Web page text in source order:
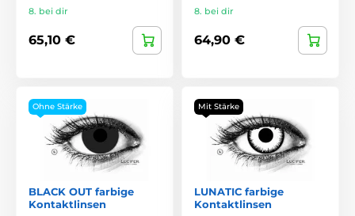
8. bei dir
65,10 €
8. bei dir
64,90 €
Ohne Stärke
BLACK OUT farbige
Kontaktlinsen
Mit Stärke
LUNATIC farbige
Kontaktlinsen